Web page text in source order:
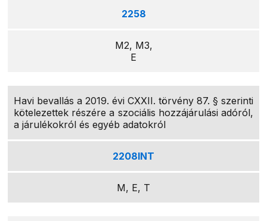
2258
M2, M3,
E
Havi bevallás a 2019. évi CXXII. törvény 87. § szerinti
kötelezettek részére a szociális hozzájárulási adóról,
a járulékokról és egyéb adatokról
2208INT
M, E, T